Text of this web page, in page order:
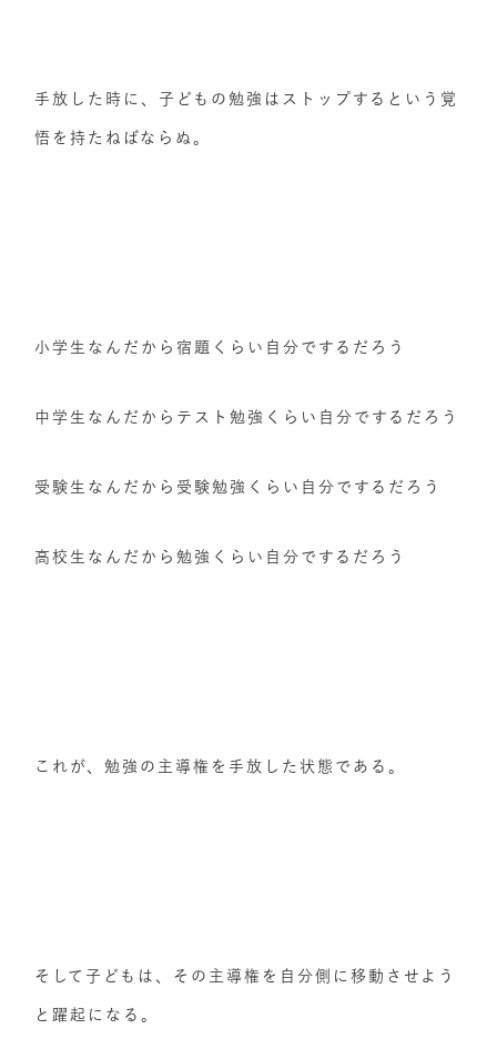
手放した時に、子どもの勉強はストップするという覚
悟を持たねばならぬ。
小学生なんだから宿題くらい自分でするだろう
中学生なんだからテスト勉強くらい自分でするだろう
受験生なんだから受験勉強くらい自分でするだろう
高校生なんだから勉強くらい自分でするだろう
これが、勉強の主導権を手放した状態である。
そして子どもは、その主導権を自分側に移動させよう
と躍起になる。